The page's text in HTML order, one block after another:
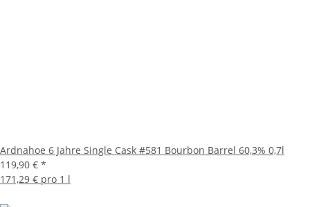
Ardnahoe 6 Jahre Single Cask #581 Bourbon Barrel 60,3% 0,7l
119,90 € *
171,29 € pro 1 l